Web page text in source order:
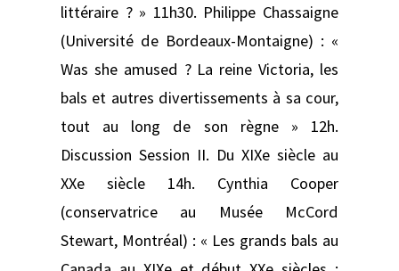
littéraire ? » 11h30. Philippe Chassaigne
(Université de Bordeaux-Montaigne) : «
Was she amused ? La reine Victoria, les
bals et autres divertissements à sa cour,
tout au long de son règne » 12h.
Discussion Session II. Du XIXe siècle au
XXe siècle 14h. Cynthia Cooper
(conservatrice au Musée McCord
Stewart, Montréal) : « Les grands bals au